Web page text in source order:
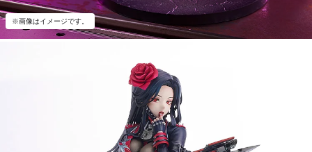
※画像はイメージです。